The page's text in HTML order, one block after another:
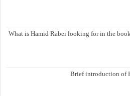
What is Hamid Rabei looking for in the
Brief introduction of